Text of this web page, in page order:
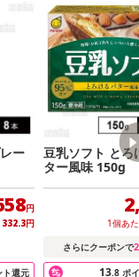
った場合、通常より
配送業者へ再配達を
送元に返送となりま
だきます。
も「再配達依頼・お
。
届けする商品セット
ー
円
332.3円
ト還元
豆乳ソフト とろ
ター風味 150g
1個あ
さらにクーポンで
13.8 ポ